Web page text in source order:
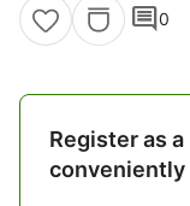
comment0
Register as
conveniently